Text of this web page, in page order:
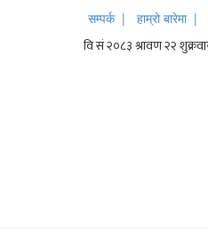
सम्पर्क | हाम्रो बारेमा |